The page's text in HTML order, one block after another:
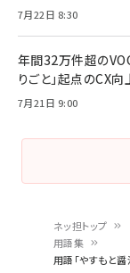
ネッ担トップ
用語集
用語「やすもと
7月22日 8:30
年間32万件超の
りごと」起点のCX
7月21日 9:00